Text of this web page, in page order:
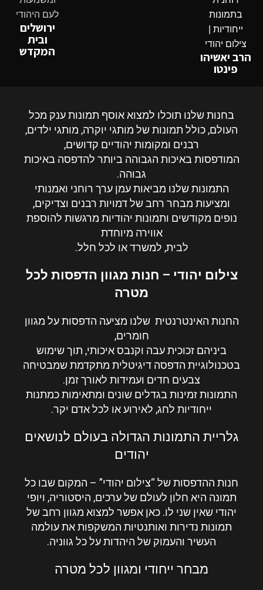
הרב יאשיהו
פינטו
ירושלים
ובית
המקדש
בחנות שלנו תוכלו למצוא אוסף תמונות ענק מכל
העולם, כולל תמונות של מותגי יוקרה, מותגי ילדים,
רבנים ומקומות יהודיים קדושים,
המודפסות באיכות הגבוהה ביותר להדפסה באיכות
גבוהה.
התמונות שלנו מביאות עמן ערך רוחני ואמנותי
ומציעות מבחר רחב של דמויות רבנים וצדיקים,
נופים מקודשים ותמונות יהודיות מרגשות להוספת
אווירה מיוחדת
לבית, למשרד או לכל חלל.
צילום יהודי – חנות מגוון הדפסות לכל
מטרה
החנות האינטרנטית שלנו מציעה הדפסות על מגוון
חומרים,
ביניהם זכוכית עבה וקנבס איכותי, תוך שימוש
בטכנולוגיית הדפסה דיגיטלית מתקדמת שמבטיחה
צבעים חדים ועמידות לאורך זמן.
התמונות זמינות בגדלים שונים ומתאימות כמתנות
ייחודיות לחג, לאירוע או לכל אדם יקר.
גלריית התמונות הגדולה בעולם לנושאים
יהודים
חנות ההדפסות של “צילום יהודי” – המקום שבו כל
תמונה היא חלון לעולם של ערכים, היסטוריה, ויופי
יהודי שאין שני לו. כאן אפשר למצוא מגוון רחב של
תמונות נדירות ואותנטיות המשקפות את עולמה
העשיר והעמוק של היהדות על כל גווניה.
מבחר ייחודי ומגוון לכל מטרה